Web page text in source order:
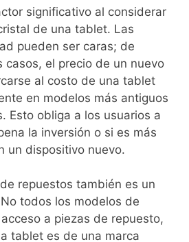
significativo al considerar
de una tablet. Las
pueden ser caras; de
casos, el precio de un nuevo
al costo de una tablet
en modelos más antiguos
Esto obliga a los usuarios a
la inversión o si es más
un dispositivo nuevo.
repuestos también es un
todos los modelos de
a piezas de repuesto,
tablet es de una marca